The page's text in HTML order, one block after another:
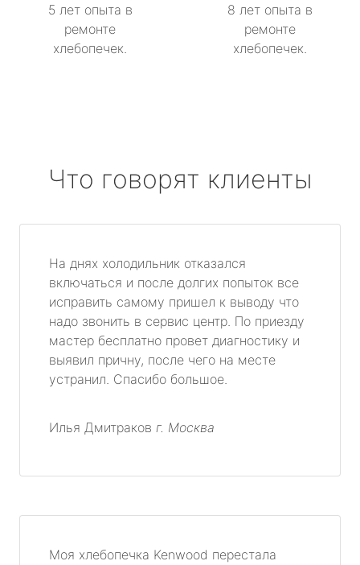
5 лет опыта в
ремонте
хлебопечек.
8 лет опыта в
ремонте
хлебопечек.
Что говорят клиенты
На днях холодильник отказался
включаться и после долгих попыток все
исправить самому пришел к выводу что
надо звонить в сервис центр. По приезду
мастер бесплатно провет диагностику и
выявил причну, после чего на месте
устранил. Спасибо большое.
Илья Дмитраков г. Москва
Моя хлебопечка Kenwood перестала